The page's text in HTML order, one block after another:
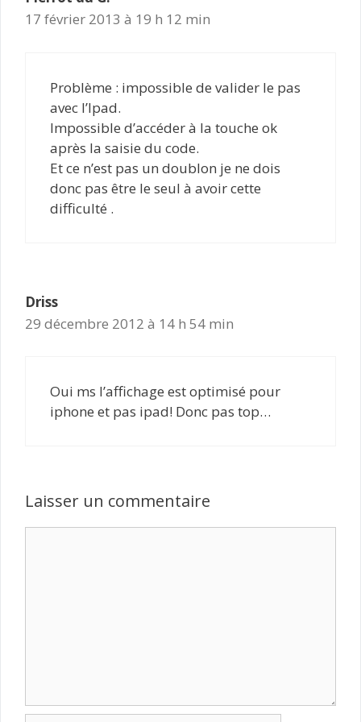
17 février 2013 à 19 h 12 min
Problème : impossible de valider le pas
avec l’Ipad.
Impossible d’accéder à la touche ok
après la saisie du code.
Et ce n’est pas un doublon je ne dois
donc pas être le seul à avoir cette
difficulté .
Driss
29 décembre 2012 à 14 h 54 min
Oui ms l’affichage est optimisé pour
iphone et pas ipad! Donc pas top…
Laisser un commentaire